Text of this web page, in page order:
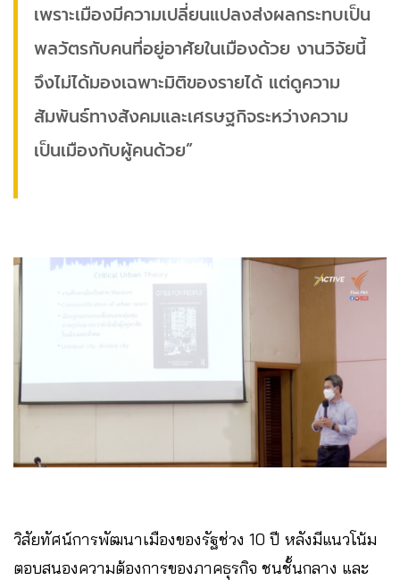
เพราะเมืองมีความเปลี่ยนแปลงส่งผลกระทบเป็น
พลวัตรกับคนที่อยู่อาศัยในเมืองด้วย งานวิจัยนี้
จึงไม่ได้มองเฉพาะมิติของรายได้ แต่ดูความ
สัมพันธ์ทางสังคมและเศรษฐกิจระหว่างความ
เป็นเมืองกับผู้คนด้วย”
วิสัยทัศน์การพัฒนาเมืองของรัฐช่วง 10 ปี หลังมีแนวโน้ม
ตอบสนองความต้องการของภาคธุรกิจ ชนชั้นกลาง และ